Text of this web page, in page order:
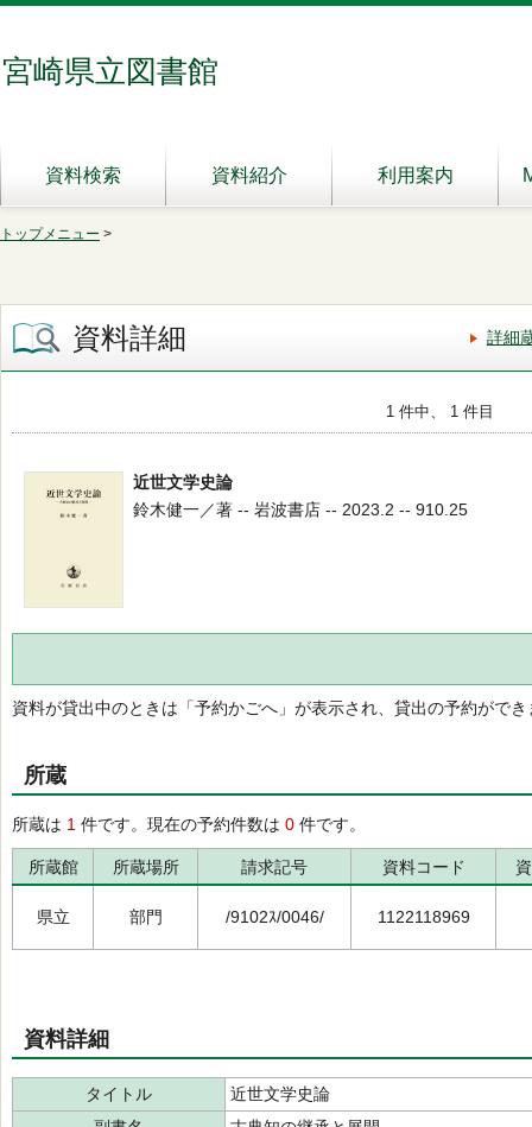
宮崎県立図書館
資料検索 資料紹介 利用案内
トップメニュー >
資料詳細 詳細
1 件中、 1 件目
近世文学史論
鈴木健一／著 -- 岩波書店 -- 2023.2 -- 910.25
資料が貸出中のときは「予約かごへ」が表示され、貸出の予約ができ
所蔵
所蔵は 1 件です。現在の予約件数は 0 件です。
所蔵館 所蔵場所 請求記号 資料コード
県立 部門 /9102ｽ/0046/ 1122118969
資料詳細
タイトル
近世文学史論